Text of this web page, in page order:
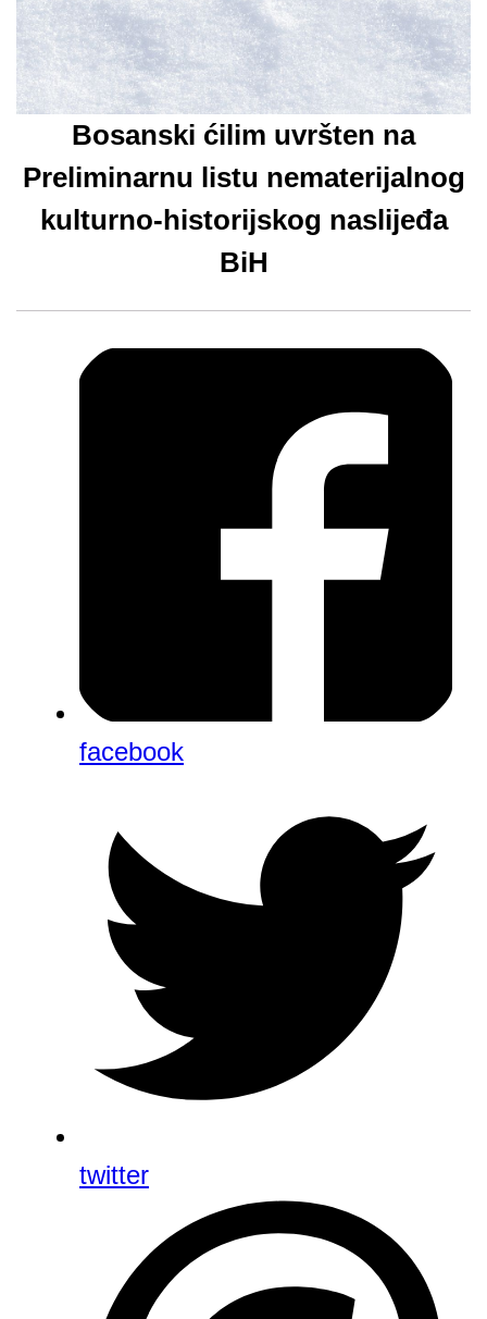
Bosanski ćilim uvršten na
Preliminarnu listu nematerijalnog
kulturno-historijskog naslijeđa
BiH
facebook
twitter